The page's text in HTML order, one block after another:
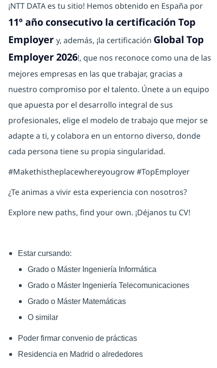
¡NTT DATA es tu sitio! Hemos obtenido en España por
11º año consecutivo la certificación Top
Employer y, además, ¡la certificación Global Top
Employer 2026!, que nos reconoce como una de las
mejores empresas en las que trabajar, gracias a
nuestro compromiso por el talento. Únete a un equipo
que apuesta por el desarrollo integral de sus
profesionales, elige el modelo de trabajo que mejor se
adapte a ti, y colabora en un entorno diverso, donde
cada persona tiene su propia singularidad.
#Makethistheplacewhereyougrow #TopEmployer
¿Te animas a vivir esta experiencia con nosotros?
Explore new paths, find your own. ¡Déjanos tu CV!
Estar cursando:
Grado o Máster Ingeniería Informática
Grado o Máster Ingeniería Telecomunicaciones
Grado o Máster Matemáticas
O similar
Poder firmar convenio de prácticas
Residencia en Madrid o alrededores